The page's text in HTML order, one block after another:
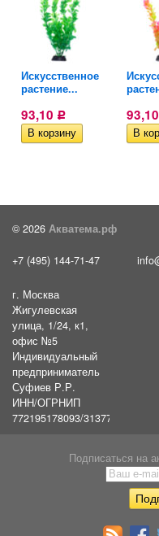
Искусственное
растение...
93,10 Р 93,10
© 2026 Акватема.рф
+7 (495) 144-71-47
г. Москва
Жигулевская
улица, 1/24, к1,
офис №5
Индивидуальный
предприниматель
Суфиев Р.Р.
ИНН/ОГРНИП
772195178093/31377461610054
Подписаться на